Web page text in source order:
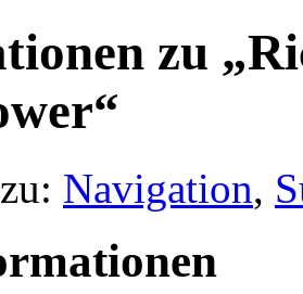
zu
Navigation,